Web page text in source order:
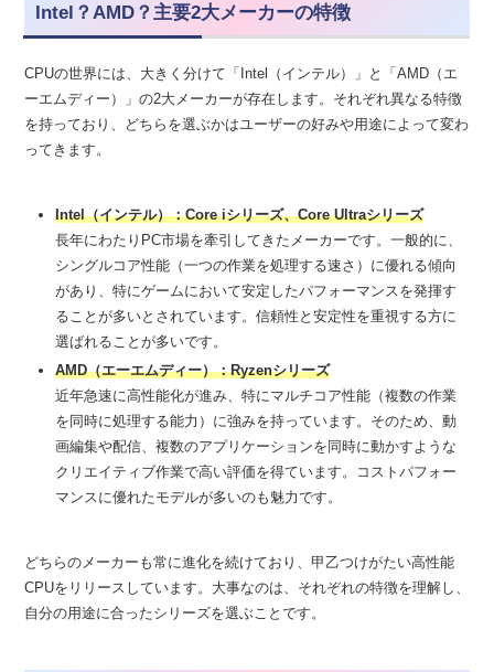
Intel？AMD？主要2大メーカーの特徴
CPUの世界には、大きく分けて「Intel（インテル）」と「AMD（エ
ーエムディー）」の2大メーカーが存在します。それぞれ異なる特徴
を持っており、どちらを選ぶかはユーザーの好みや用途によって変わ
ってきます。
Intel（インテル）：Core iシリーズ、Core Ultraシリーズ
長年にわたりPC市場を牽引してきたメーカーです。一般的に、
シングルコア性能（一つの作業を処理する速さ）に優れる傾向
があり、特にゲームにおいて安定したパフォーマンスを発揮す
ることが多いとされています。信頼性と安定性を重視する方に
選ばれることが多いです。
AMD（エーエムディー）：Ryzenシリーズ
近年急速に高性能化が進み、特にマルチコア性能（複数の作業
を同時に処理する能力）に強みを持っています。そのため、動
画編集や配信、複数のアプリケーションを同時に動かすような
クリエイティブ作業で高い評価を得ています。コストパフォー
マンスに優れたモデルが多いのも魅力です。
どちらのメーカーも常に進化を続けており、甲乙つけがたい高性能
CPUをリリースしています。大事なのは、それぞれの特徴を理解し、
自分の用途に合ったシリーズを選ぶことです。